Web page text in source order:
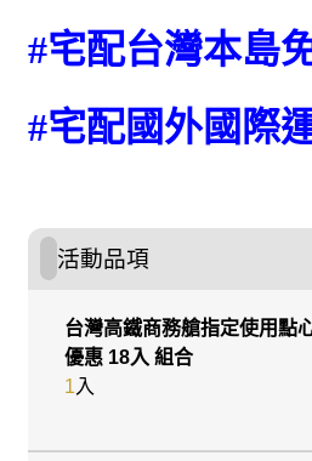
#宅配台灣本島
#宅配國外國際
活動品項
台灣高鐵商務艙指定使用點
優惠 18入 組合
1 入